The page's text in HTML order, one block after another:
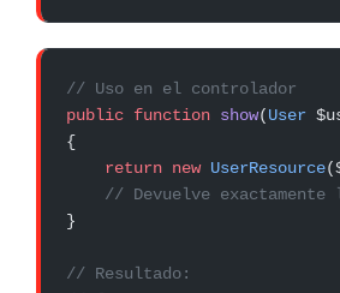
// Uso en el controlador
public function show(User
{
    return
new UserResource
// Devuelve exactamente
}
// Resultado: